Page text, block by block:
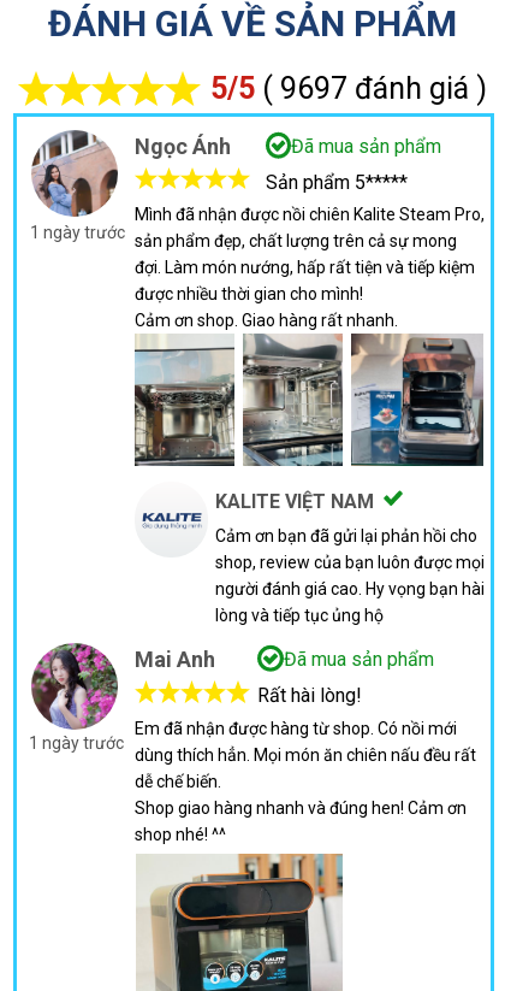
ĐÁNH GIÁ VỀ SẢN PHẨM
5/5( 9697 đánh giá )
Ngọc Ánh
Đã mua sản phẩm
Sản phẩm 5*****
1 ngày trước
Mình đã nhận được nồi chiên Kalite Steam Pro,
sản phẩm đẹp, chất lượng trên cả sự mong
đợi. Làm món nướng, hấp rất tiện và tiếp kiệm
được nhiều thời gian cho mình!
Cảm ơn shop. Giao hàng rất nhanh.
Mai Anh
Đã mua sản phẩm
Rất hài lòng!
1 ngày trước
Em đã nhận được hàng từ shop. Có nồi mới
dùng thích hẳn. Mọi món ăn chiên nấu đều rất
dễ chế biến.
Shop giao hàng nhanh và đúng hen! Cảm ơn
shop nhé! ^^
KALITE VIỆT NAM
Cảm ơn bạn đã gửi lại phản hồi cho
shop, review của bạn luôn được mọi
người đánh giá cao. Hy vọng bạn hài
lòng và tiếp tục ủng hộ